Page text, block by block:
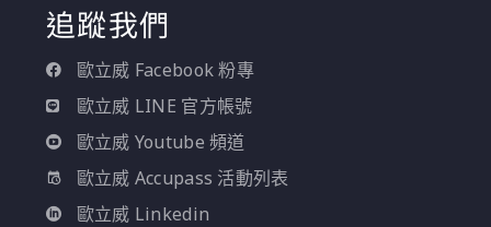
追蹤我們
歐立威 Facebook 粉專
歐立威 LINE 官方帳號
歐立威 Youtube 頻道
歐立威 Accupass 活動列表
歐立威 Linkedin